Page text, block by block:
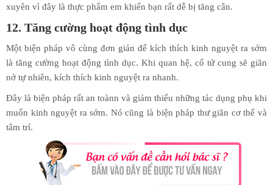
xuyên vì đây là thực phẩm em khiến bạn rất dễ bị tăng cân.
12. Tăng cường hoạt động tình dục
Một biện pháp vô cùng đơn giản để kích thích kinh nguyệt ra sớm
là tăng cường hoạt động tình dục. Khi quan hệ, cổ tử cung sẽ giãn
nở tự nhiên, kích thích kinh nguyệt ra nhanh.
Đây là biện pháp rất an toànn và giảm thiểu những tác dụng phụ khi
muốn kinh nguyệt ra sớm. Nó cũng là biện pháp thư giãn cơ thể và
tâm trí.